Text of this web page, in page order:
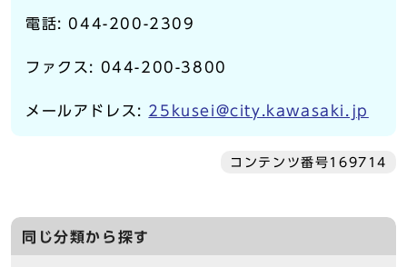
電話: 044-200-2309
ファクス: 044-200-3800
メールアドレス: 25kusei@city.kawasaki.jp
コンテンツ番号169714
同じ分類から探す